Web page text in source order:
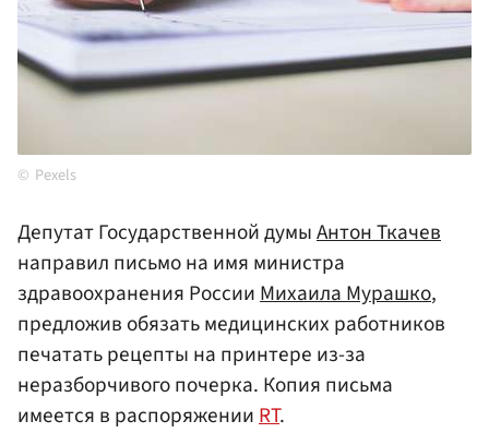
Pexels
Депутат Государственной думыАнтон Ткачев
направил письмо на имя министра
здравоохранения РоссииМихаила Мурашко,
предложив обязать медицинских работников
печатать рецепты на принтере из-за
неразборчивого почерка. Копия письма
имеется в распоряженииRT.